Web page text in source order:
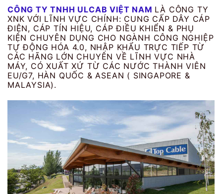
CÔNG TY TNHH ULCAB VIỆT NAM LÀ CÔNG TY
XNK VỚI LĨNH VỰC CHÍNH: CUNG CẤP DÂY CÁP
ĐIỆN, CÁP TÍN HIỆU, CÁP ĐIỀU KHIỂN & PHỤ
KIỆN CHUYÊN DỤNG CHO NGÀNH CÔNG NGHIỆP
TỰ ĐỘNG HÓA 4.0, NHẬP KHẨU TRỰC TIẾP TỪ
CÁC HÃNG LỚN CHUYÊN VỀ LĨNH VỰC NHÀ
MÁY, CÓ XUẤT XỨ TỪ CÁC NƯỚC THÀNH VIÊN
EU/G7, HÀN QUỐC & ASEAN ( SINGAPORE &
MALAYSIA).